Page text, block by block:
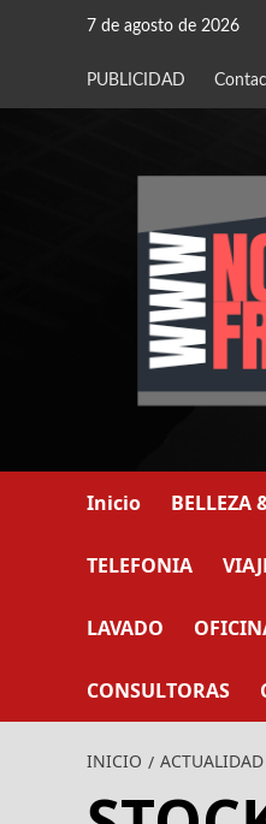
7 de agosto de 2026
PUBLICIDAD
Inicio BELLEZA
TELEFONIA
LAVADO
CONSULTORAS
INICIO ACTUALIDAD